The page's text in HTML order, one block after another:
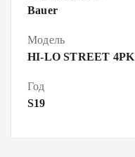
Bauer
Модель
HI-LO STREET 4PK
Год
S19